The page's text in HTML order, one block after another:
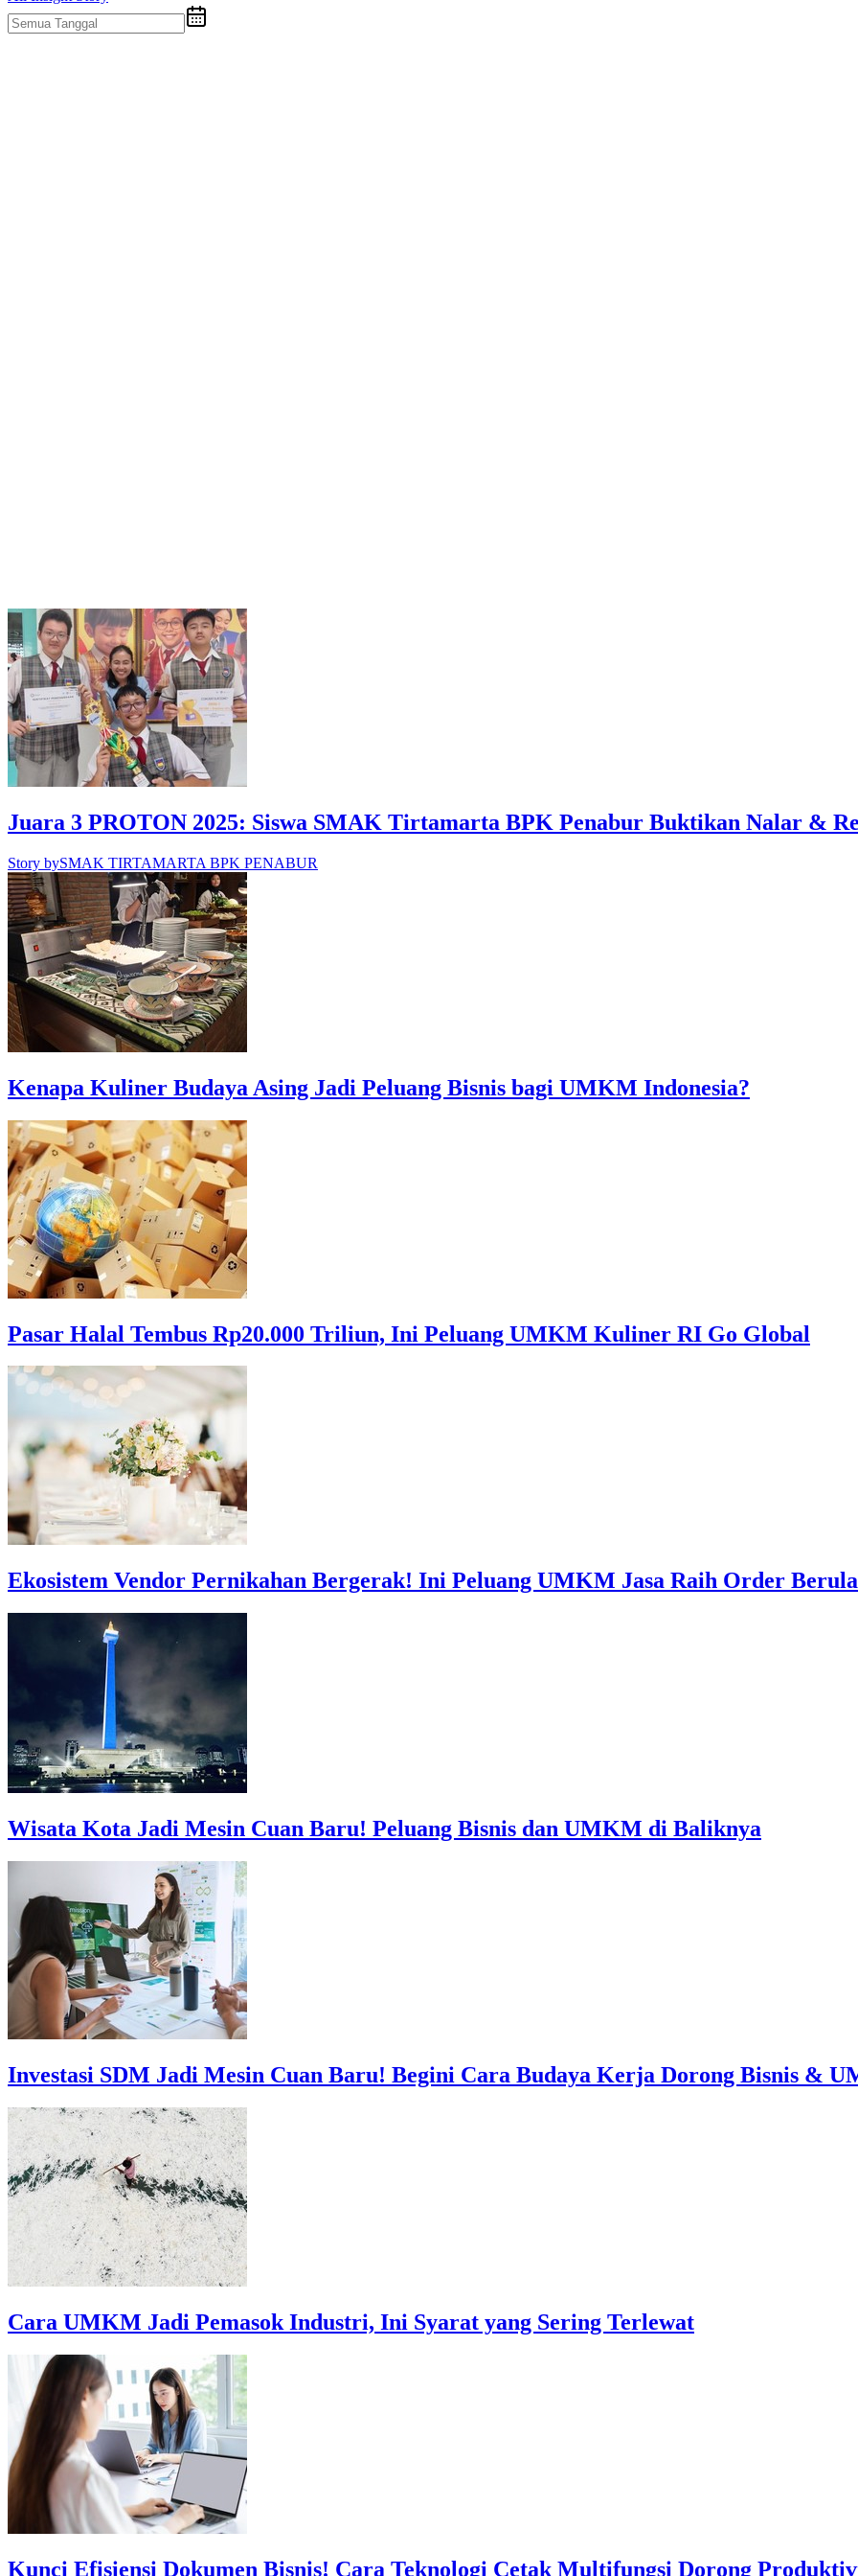
Juara 3 PROTON 2025: Siswa SMAK Tirtamarta BPK Penabur Buktikan Nalar &
Story bySMAK TIRTAMARTA BPK PENABUR
Kenapa Kuliner Budaya Asing Jadi Peluang Bisnis bagi UMKM Indonesia?
Pasar Halal Tembus Rp20.000 Triliun, Ini Peluang UMKM Kuliner RI Go Global
Ekosistem Vendor Pernikahan Bergerak! Ini Peluang UMKM Jasa Raih Order
Wisata Kota Jadi Mesin Cuan Baru! Peluang Bisnis dan UMKM di Baliknya
Investasi SDM Jadi Mesin Cuan Baru! Begini Cara Budaya Kerja Dorong Bisnis &
Cara UMKM Jadi Pemasok Industri, Ini Syarat yang Sering Terlewat
Kunci Efisiensi Dokumen Bisnis! Cara Teknologi Cetak Multifungsi Dorong